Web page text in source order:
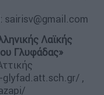
sairisv@gmail.com
Λαϊκής
Γλυφάδας»
glyfad.att.sch.gr/ ,